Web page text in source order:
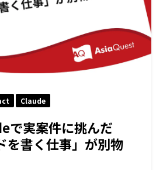
Claude
で実案件に挑んだ
を書く仕事」が別物